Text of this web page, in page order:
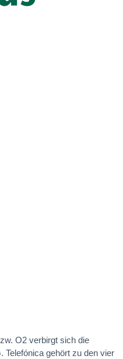
O2 verbirgt sich die
Telefónica gehört zu den vier